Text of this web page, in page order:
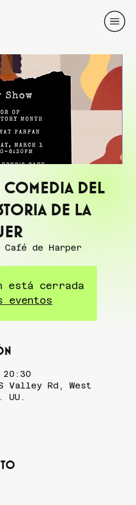
comedia del
de la
Café de Harper
está cerrada
eventos
Valley Rd, West
UU.